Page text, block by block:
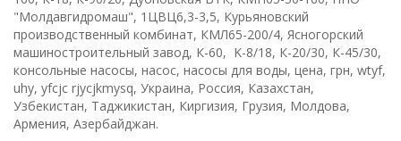
"Молдавгидромаш", 1ЦВЦ6,3-3,5, Курьяновский
производственный комбинат, КМЛ65-200/4, Ясногорский
машиностроительный завод, К-60, K-8/18, К-20/30, К-45/30,
консольные насосы, насос, насосы для воды, цена, грн, wtyf,
uhy, yfcjc rjycjkmysq, Украина, Россия, Казахстан,
Узбекистан, Таджикистан, Киргизия, Грузия, Молдова,
Армения, Азербайджан.